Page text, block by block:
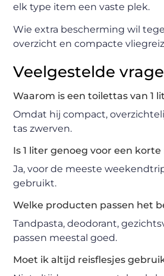
elk type item een vaste plek.
Wie extra bescherming wil
overzicht en compacte
Veelgestelde
Waarom is een toilettas van 1
Omdat hij compact,
tas zwerven.
Is 1 liter genoeg voor een korte
Ja, voor de meeste
gebruikt.
Welke producten passen het
Tandpasta, deodorant,
passen meestal goed.
Moet ik altijd reisflesjes